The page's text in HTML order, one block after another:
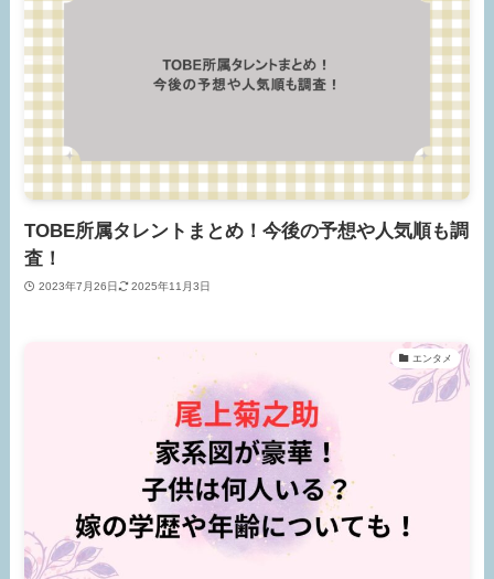
TOBE所属タレントまとめ！今後の予想や人気順も調
査！
2023年7月26日 2025年11月3日
エンタメ